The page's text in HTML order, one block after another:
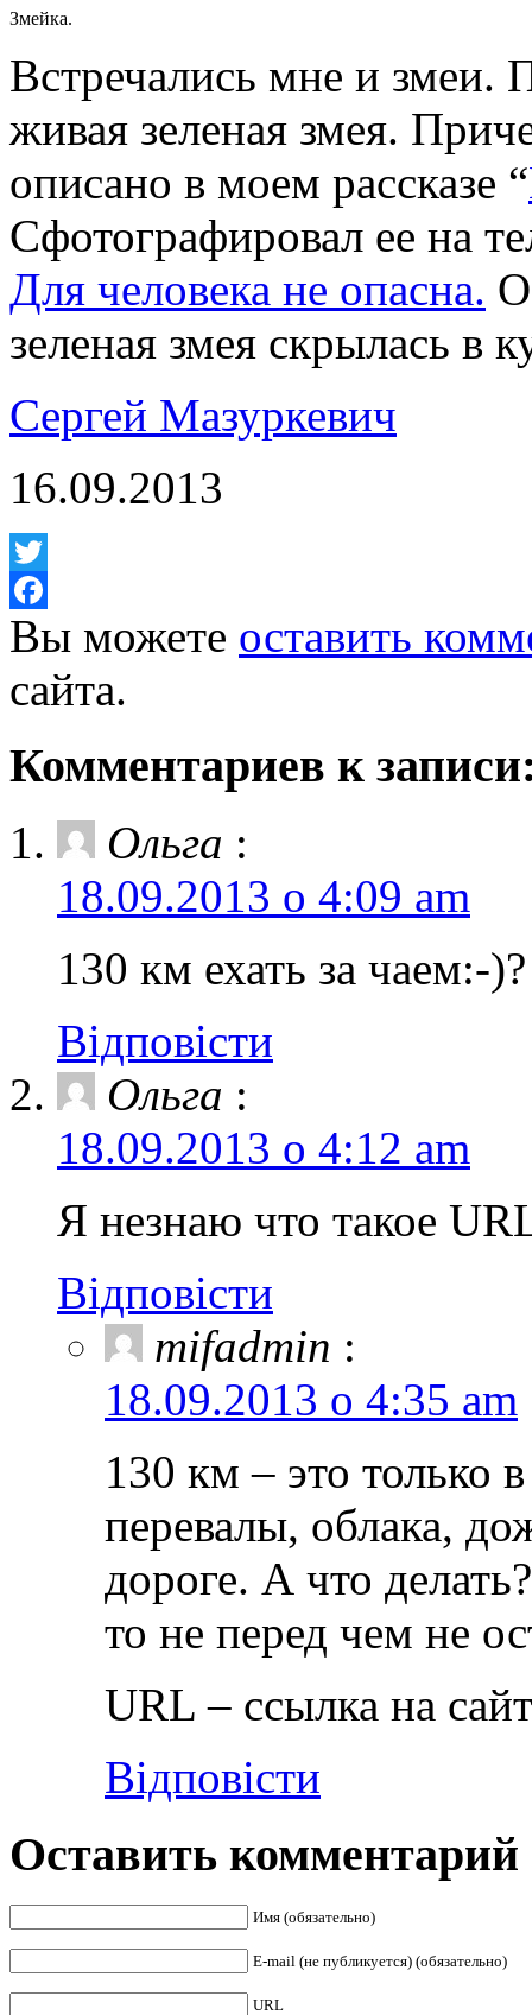
Змейка.
Встречались мне и змеи.
живая зеленая змея.
описано в моем рассказе “
Сфотографировал ее на
Для человека не опасна.
зеленая змея скрылась в
Сергей Мазуркевич
16.09.2013
Twitter
Facebook
Вы можете оставить
сайта.
Комментариев к
Ольга :
18.09.2013 о 4:09 am
130 км ехать за чаем:-)?
Відповісти
Ольга :
18.09.2013 о 4:12 am
Я незнаю что такое
Відповісти
mifadmin :
18.09.2013 о 4:35 am
130 км – это только
перевалы, облака,
дороге. А что
то не перед чем не
URL – ссылка на
Відповісти
Оставить комментарий
Имя (обязательно)
E-mail (не публикуется) (обязательно)
URL